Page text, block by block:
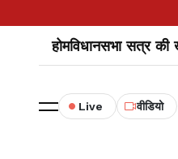
होमविधानसभा सत्र की
Live वीडियो